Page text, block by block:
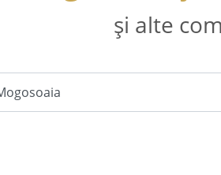
și alte